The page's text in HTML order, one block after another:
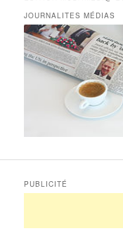
JOURNALITES MÉDIAS
PUBLICITÉ